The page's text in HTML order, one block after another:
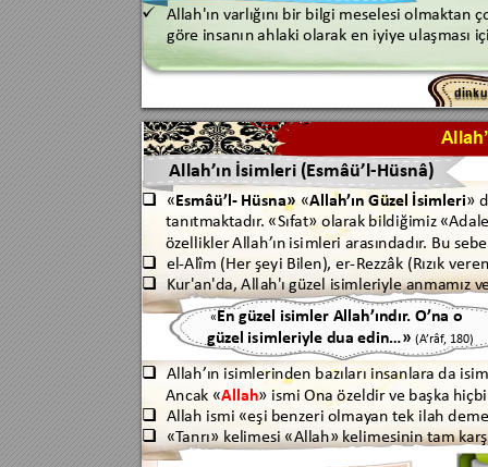
 Allah'ın varlığını bir bilgi meselesi olmaktan
göre insanın ahlaki olarak en iyiye ulaşması
dinku
 «Esmâü’l - Hüsna» «Allah’ın Güzel İsimleri»
tanıtmaktadır. «Sıfat» olarak bildiğimiz
özellikler Allah’ın isimleri arasındadır. Bu
 el-Alîm (Her şeyi Bilen), er-Rezzâk (Rızık
 Kur'an'da, Allah'ı güzel isimleriyle anmamız v
A
Allah’ın İsimleri (Esmâü’l-Hüsnâ)
 Allah’ın isimlerinden bazıları insanlara da
Ancak «Allah» ismi Ona özeldir ve başka
 Allah ismi «eşi benzeri olmayan tek ilah
 «Tanrı» kelimesi «Allah» kelimesinin tam kar
«En güzel isimler Allah’ındır. O’na o
güzel isimleriyle dua edin…» (A’râf, 180)